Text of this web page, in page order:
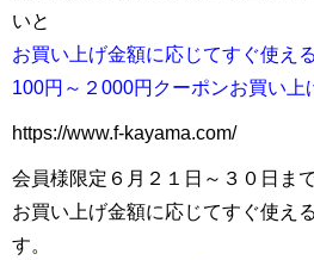
いと
お買い上げ金額に応じてすぐ使え
100円～２000円クーポンお買い上
https://www.f-kayama.com/
会員様限定６月２１日～３０日ま
お買い上げ金額に応じてすぐ使え
す。